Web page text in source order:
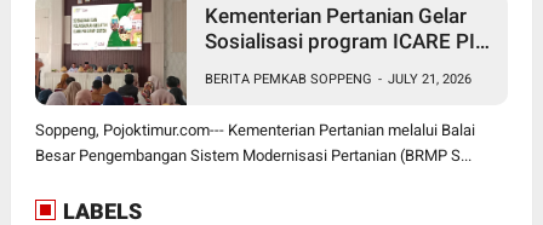
Kementerian Pertanian Gelar
Sosialisasi program ICARE PIU
BERITA PEMKAB SOPPENG - JULY 21, 2026
Soppeng, Pojoktimur.com--- Kementerian Pertanian melalui Balai
Besar Pengembangan Sistem Modernisasi Pertanian (BRMP S...
LABELS